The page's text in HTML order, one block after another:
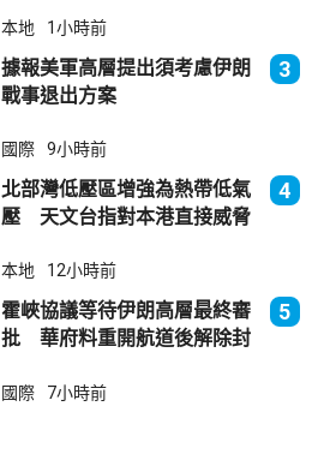
本地 1小時前
據報美軍高層提出須考慮伊朗
戰事退出方案
3
國際 9小時前
北部灣低壓區增強為熱帶低氣
壓 天文台指對本港直接威脅
4
本地 12小時前
霍峽協議等待伊朗高層最終審
批 華府料重開航道後解除封
5
國際 7小時前